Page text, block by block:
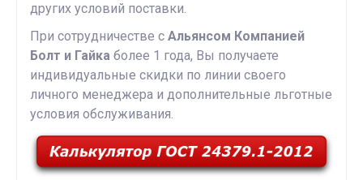
других условий поставки.
При сотрудничестве с Альянсом Компанией
Болт и Гайка более 1 года, Вы получаете
индивидуальные скидки по линии своего
личного менеджера и дополнительные льготные
условия обслуживания.